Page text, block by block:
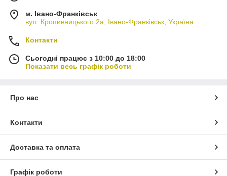
м. Івано-Франківськ
вул. Кропивницького 2а, Івано-Франківськ, Україна
Контакти
Сьогодні працює з 10:00 до 18:00
Показати весь графік роботи
Про нас
Контакти
Доставка та оплата
Графік роботи